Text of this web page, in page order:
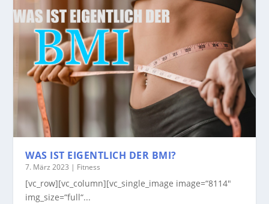
WAS IST EIGENTLICH DER BMI?
7. März 2023 | Fitness
[vc_row][vc_column][vc_single_image image=“8114″
img_size=“full“...